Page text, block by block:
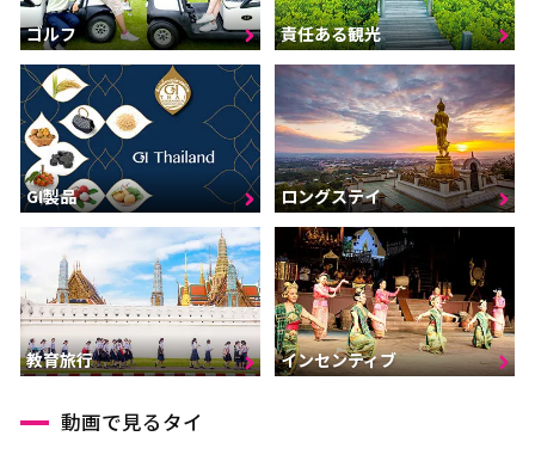
ゴルフ 責任ある観光
GI製品 ロングステイ
教育旅行 インセンティブ
動画で見るタイ